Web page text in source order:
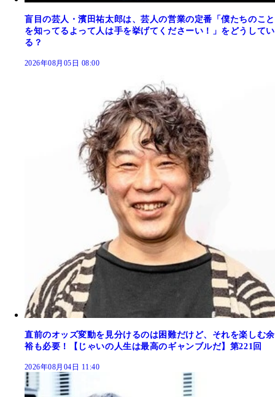
盲目の芸人・濱田祐太郎は、芸人の営業の定番「僕たちのこと
を知ってるよって人は手を挙げてくださーい！」をどうしてい
る？
2026年08月05日 08:00
直前のオッズ変動を見分けるのは困難だけど、それを楽しむ余
裕も必要！【じゃいの人生は最高のギャンブルだ】第221回
2026年08月04日 11:40